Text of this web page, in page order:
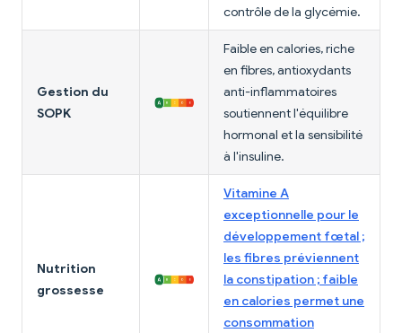
contrôle de la glycémie.
Gestion du
SOPK
Faible en calories, riche
en fibres, antioxydants
anti-inflammatoires
soutiennent l'équilibre
hormonal et la sensibilité
à l'insuline.
Nutrition
grossesse
Vitamine A
exceptionnelle pour le
développement fœtal ;
les fibres préviennent
la constipation ; faible
en calories permet une
consommation